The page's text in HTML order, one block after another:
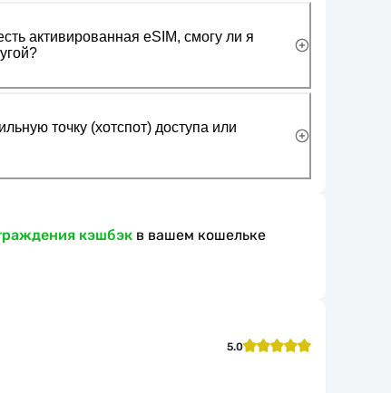
активированная eSIM, смогу ли я
точку (хотспот) доступа или
кэшбэк в вашем кошельке
5.0